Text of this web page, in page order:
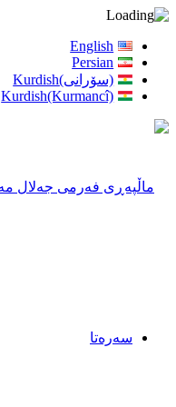
English
Persian
(سۆرانی)Kurdish
Kurdish(Kurmancî)
سەرەتا